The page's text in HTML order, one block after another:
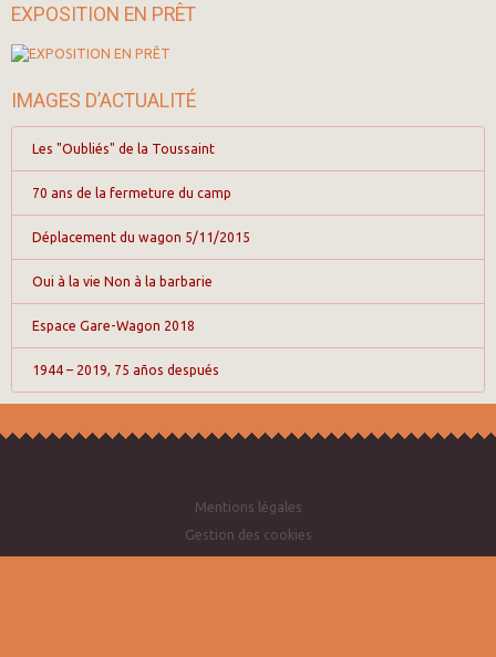
EXPOSITION EN PRÊT
IMAGES D’ACTUALITÉ
Les "Oubliés" de la Toussaint
70 ans de la fermeture du camp
Déplacement du wagon 5/11/2015
Oui à la vie Non à la barbarie
Espace Gare-Wagon 2018
1944 – 2019, 75 años después
Mentions légales
Gestion des cookies